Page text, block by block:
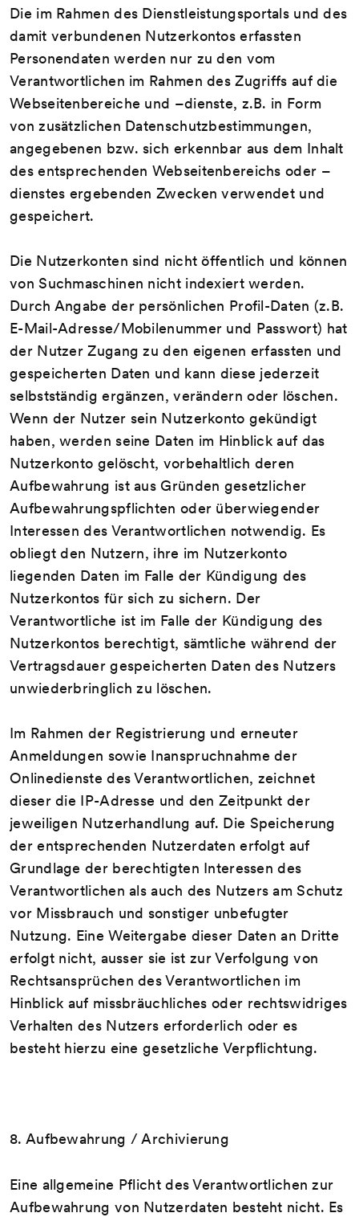
Die im Rahmen des Dienstleistungsportals und des
damit verbundenen Nutzerkontos erfassten
Personendaten werden nur zu den vom
Verantwortlichen im Rahmen des Zugriffs auf die
Webseitenbereiche und –dienste, z.B. in Form
von zusätzlichen Datenschutzbestimmungen,
angegebenen bzw. sich erkennbar aus dem Inhalt
des entsprechenden Webseitenbereichs oder –
dienstes ergebenden Zwecken verwendet und
gespeichert.
Die Nutzerkonten sind nicht öffentlich und können
von Suchmaschinen nicht indexiert werden.
Durch Angabe der persönlichen Profil-Daten (z.B.
E-Mail-Adresse/Mobilenummer und Passwort) hat
der Nutzer Zugang zu den eigenen erfassten und
gespeicherten Daten und kann diese jederzeit
selbstständig ergänzen, verändern oder löschen.
Wenn der Nutzer sein Nutzerkonto gekündigt
haben, werden seine Daten im Hinblick auf das
Nutzerkonto gelöscht, vorbehaltlich deren
Aufbewahrung ist aus Gründen gesetzlicher
Aufbewahrungspflichten oder überwiegender
Interessen des Verantwortlichen notwendig. Es
obliegt den Nutzern, ihre im Nutzerkonto
liegenden Daten im Falle der Kündigung des
Nutzerkontos für sich zu sichern. Der
Verantwortliche ist im Falle der Kündigung des
Nutzerkontos berechtigt, sämtliche während der
Vertragsdauer gespeicherten Daten des Nutzers
unwiederbringlich zu löschen.
Im Rahmen der Registrierung und erneuter
Anmeldungen sowie Inanspruchnahme der
Onlinedienste des Verantwortlichen, zeichnet
dieser die IP-Adresse und den Zeitpunkt der
jeweiligen Nutzerhandlung auf. Die Speicherung
der entsprechenden Nutzerdaten erfolgt auf
Grundlage der berechtigten Interessen des
Verantwortlichen als auch des Nutzers am Schutz
vor Missbrauch und sonstiger unbefugter
Nutzung. Eine Weitergabe dieser Daten an Dritte
erfolgt nicht, ausser sie ist zur Verfolgung von
Rechtsansprüchen des Verantwortlichen im
Hinblick auf missbräuchliches oder rechtswidriges
Verhalten des Nutzers erforderlich oder es
besteht hierzu eine gesetzliche Verpflichtung.
8. Aufbewahrung / Archivierung
Eine allgemeine Pflicht des Verantwortlichen zur
Aufbewahrung von Nutzerdaten besteht nicht. Es